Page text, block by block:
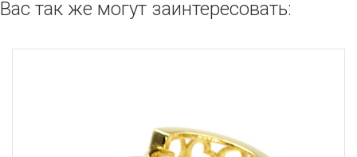
Вас так же могут заинтересовать: